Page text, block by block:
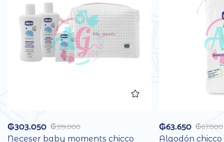
₲319.000
₲303.050
Neceser baby moments chicco
₲67.000
₲63.650
Algodón chicco